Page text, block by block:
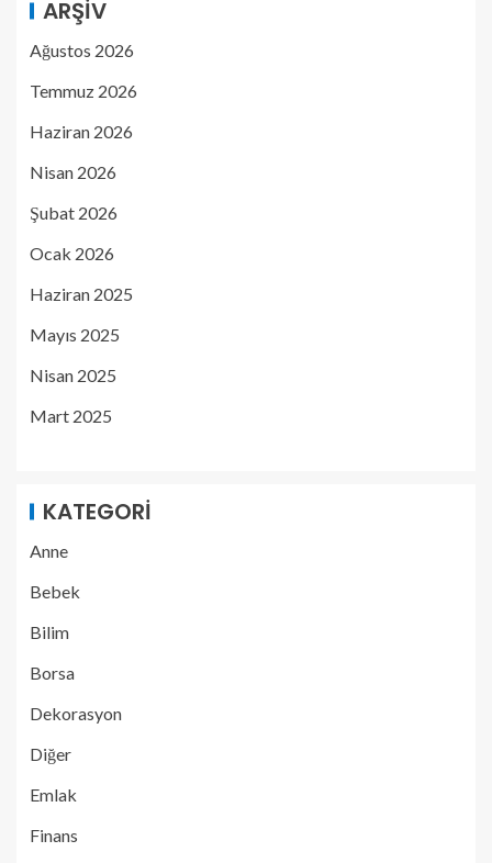
ARŞIV
Ağustos 2026
Temmuz 2026
Haziran 2026
Nisan 2026
Şubat 2026
Ocak 2026
Haziran 2025
Mayıs 2025
Nisan 2025
Mart 2025
KATEGORI
Anne
Bebek
Bilim
Borsa
Dekorasyon
Diğer
Emlak
Finans